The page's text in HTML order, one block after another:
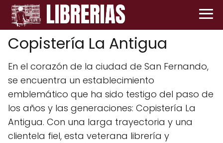
Copistería La Antigua
En el corazón de la ciudad de San Fernando,
se encuentra un establecimiento
emblemático que ha sido testigo del paso de
los años y las generaciones: Copistería La
Antigua. Con una larga trayectoria y una
clientela fiel, esta veterana librería y